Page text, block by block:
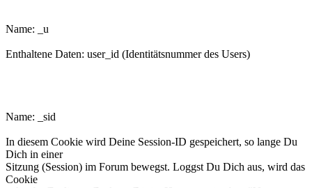
Name: _u
Enthaltene Daten: user_id (Identitätsnummer des Users)
Name: _sid
In diesem Cookie wird Deine Session-ID gespeichert, so lange Du
Dich in einer
Sitzung (Session) im Forum bewegst. Loggst Du Dich aus, wird das
Cookie